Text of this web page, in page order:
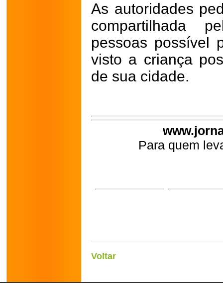
As autoridades
compartilhada
pessoas possível
visto a criança
de sua cidade.
Para quem
Voltar